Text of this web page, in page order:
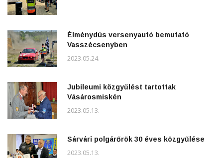
Élménydús versenyautó bemutató
Vasszécsenyben
2023.05.24.
Jubileumi közgyűlést tartottak
Vásárosmiskén
2023.05.13.
Sárvári polgárőrök 30 éves közgyűlése
2023.05.13.